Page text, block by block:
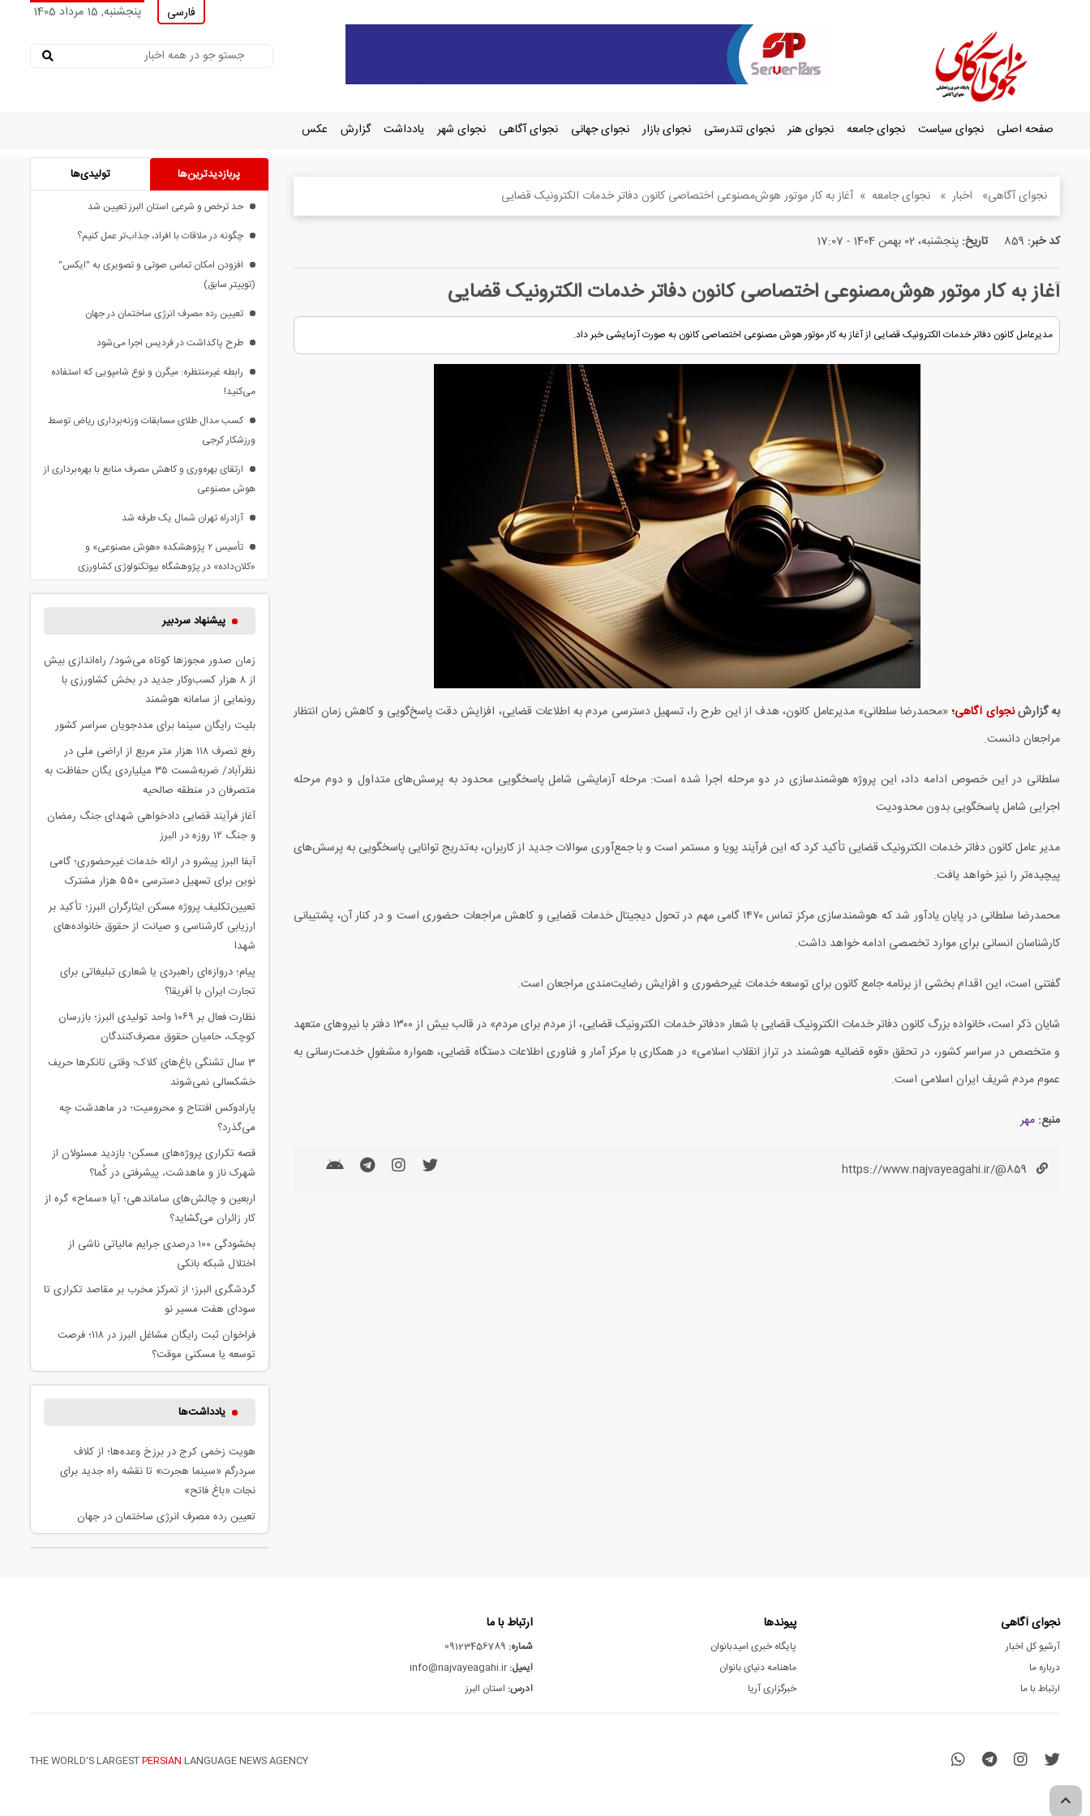
پنجشنبه, 15 مرداد 1405 فارسی
صفحه اصلی نجوای سیاست نجوای جامعه نجوای هنر نجوای تندرستی نجوای بازار نجوای جهانی نجوای آگاهی نجوای شهر یادداشت گزارش عکس
نجوای آگاهی اخبار نجوای جامعه آغاز به کار موتور هوش‌مصنوعی اختصاصی کانون دفاتر خدمات الکترونیک قضایی
کد خبر: 859 تاریخ: پنجشنبه، 02 بهمن 1404 - 17:07
آغاز به کار موتور هوش‌مصنوعی اختصاصی کانون دفاتر خدمات الکترونیک قضایی
مدیرعامل کانون دفاتر خدمات الکترونیک قضایی از آغاز به کار موتور هوش مصنوعی اختصاصی کانون به صورت آزمایشی خبر داد.
به گزارشنجوای آگاهی؛«محمدرضا سلطانی» مدیرعامل کانون، هدف از این طرح را، تسهیل دسترسی مردم به اطلاعات قضایی، افزایش دقت پاسخ‌گویی و کاهش زمان انتظار
مراجعان دانست.
سلطانی در این خصوص ادامه داد، این پروژه هوشمندسازی در دو مرحله اجرا شده است: مرحله آزمایشی شامل پاسخگویی محدود به پرسش‌های متداول و دوم مرحله
اجرایی شامل پاسخگویی بدون محدودیت
مدیر عامل کانون دفاتر خدمات الکترونیک قضایی تأکید کرد که این فرآیند پویا و مستمر است و با جمع‌آوری سوالات جدید از کاربران، به‌تدریج توانایی پاسخگویی به پرسش‌های
پیچیده‌تر را نیز خواهد یافت.
محمدرضا سلطانی در پایان یادآور شد که هوشمندسازی مرکز تماس ۱۴۷۰گامی مهم در تحول دیجیتال خدمات قضایی و کاهش مراجعات حضوری است و در کنار آن، پشتیبانی
کارشناسان انسانی برای موارد تخصصی ادامه خواهد داشت.
گفتنی است، این اقدام بخشی از برنامه جامع کانون برای توسعه خدمات غیرحضوری و افزایش رضایت‌مندی مراجعان است.
شایان ذکر است، خانواده بزرگ کانون دفاتر خدمات الکترونیک قضایی با شعار «دفاتر خدمات الکترونیک قضایی، از مردم برای مردم» در قالب بیش از۱۳۰۰دفتر با نیروهای متعهد
و متخصص در سراسر کشور، در تحقق «قوه قضائیه هوشمند در تراز انقلاب اسلامی» در همکاری با مرکز آمار و فناوری اطلاعات دستگاه قضایی، همواره مشغولِ خدمت‌رسانی به
عموم مردم شریف ایران اسلامی است.
منبع: مهر
https://www.najvayeagahi.ir/@859
پربازدیدترین‌ها تولیدی‌ها
حد ترخص و شرعی استان البرز تعیین شد
چگونه در ملاقات با افراد، جذاب‌تر عمل کنیم؟
افزودن امکان تماس صوتی و تصویری به "ایکس"
(توییتر سابق)
تعیین رده مصرف انرژی ساختمان در جهان
طرح پاکداشت در فردیس اجرا می‌شود
رابطه غیرمنتظره: میگرن و نوع شامپویی که استفاده
می‌کنید!
کسب مدال طلای مسابقات وزنه‌برداری ریاض توسط
ورزشکار کرجی
ارتقای بهره‌وری و کاهش مصرف منابع با بهره‌برداری از
هوش مصنوعی
آزادراه تهران شمال یک طرفه شد
تأسیس ۲ پژوهشکده «هوش مصنوعی» و
«کلان‌داده» در پژوهشگاه بیوتکنولوژی کشاورزی
پیشنهاد سردبیر
زمان صدور مجوزها کوتاه می‌شود/ راه‌اندازی بیش
از ۸ هزار کسب‌وکار جدید در بخش کشاورزی با
رونمایی از سامانه هوشمند
بلیت رایگان سینما برای مددجویان سراسر کشور
رفع تصرف ۱۱۸ هزار متر مربع از اراضی ملی در
نظرآباد/ ضربه‌شست ۳۵ میلیاردی یگان حفاظت به
متصرفان در منطقه صالحیه
آغاز فرآیند قضایی دادخواهی شهدای جنگ رمضان
و جنگ ۱۲ روزه در البرز
آبفا البرز پیشرو در ارائه خدمات غیرحضوری؛ گامی
نوین برای تسهیل دسترسی ۵۵۰ هزار مشترک
تعیین‌تکلیف پروژه مسکن ایثارگران البرز؛ تأکید بر
ارزیابی کارشناسی و صیانت از حقوق خانواده‌های
شهدا
پیام؛ دروازه‌ای راهبردی یا شعاری تبلیغاتی برای
تجارت ایران با آفریقا؟
نظارت فعال بر ۱۰۶۹ واحد تولیدی البرز؛ بازرسان
کوچک، حامیان حقوق مصرف‌کنندگان
3 سال تشنگی باغ‌های کلاک؛ وقتی تانکرها حریف
خشکسالی نمی‌شوند
پارادوکس افتتاح و محرومیت؛ در ماهدشت چه
می‌گذرد؟
قصه تکراری پروژه‌های مسکن؛ بازدید مسئولان از
شهرک ناز و ماهدشت، پیشرفتی در کُما؟
اربعین و چالش‌های ساماندهی؛ آیا «سماح» گره از
کار زائران می‌گشاید؟
بخشودگی ۱۰۰ درصدی جرایم مالیاتی ناشی از
اختلال شبکه بانکی
گردشگری البرز؛ از تمرکز مخرب بر مقاصد تکراری تا
سودای هفت مسیر نو
فراخوان ثبت رایگان مشاغل البرز در ۱۱۸؛ فرصت
توسعه یا مسکنی موقت؟
یادداشت‌ها
هویت زخمی کرج در برزخ وعده‌ها؛ از کلاف
سردرگم «سینما هجرت» تا نقشه راه جدید برای
نجات «باغ فاتح»
تعیین رده مصرف انرژی ساختمان در جهان
نجوای آگاهی
آرشیو کل اخبار
درباره ما
ارتباط با ما
پیوندها
پایگاه خبری امیدبانوان
ماهنامه دنیای بانوان
خبرگزاری آریا
ارتباط با ما
شماره:
ایمیل:
آدرس: استان البرز
THE WORLD'S LARGESTPERSIAN LANGUAGE NEWS AGENCY